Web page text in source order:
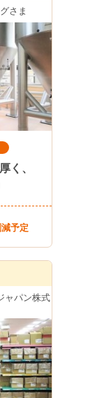
さま
く、
減予定
ャパン株式